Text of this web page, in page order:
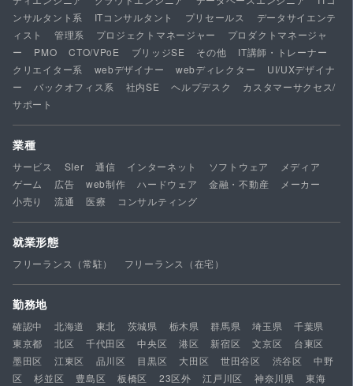
ンサルタント系
ITコンサルタント プリセールス
データサイエンテ
ィスト
管理系 プロジェクトマネージャー
プロダクトマネージャ
ー
PMO CTO/VPoE ブリッジSE その他
IT講師・トレーナー
クリエイター系
webデザイナー webディレクター
UI/UXデザイナ
ー
バックオフィス系 社内SE ヘルプデスク
カスタマーサクセス/
サポート
業種
サービス SIer 通信 インターネット ソフトウェア
メディア
ゲーム
広告 web制作 ハードウェア 金融・不動産
メーカー
小売り
流通 医療 コンサルティング
就業形態
フリーランス（常駐） フリーランス（在宅）
勤務地
確認中 北海道 東北 茨城県 栃木県 群馬県 埼玉県
千葉県
東京都
北区 千代田区 中央区 港区 新宿区 文京区
台東区
墨田区
江東区 品川区 目黒区 大田区 世田谷区 渋谷区
中野
区
杉並区 豊島区 板橋区 23区外 江戸川区 神奈川県
東海